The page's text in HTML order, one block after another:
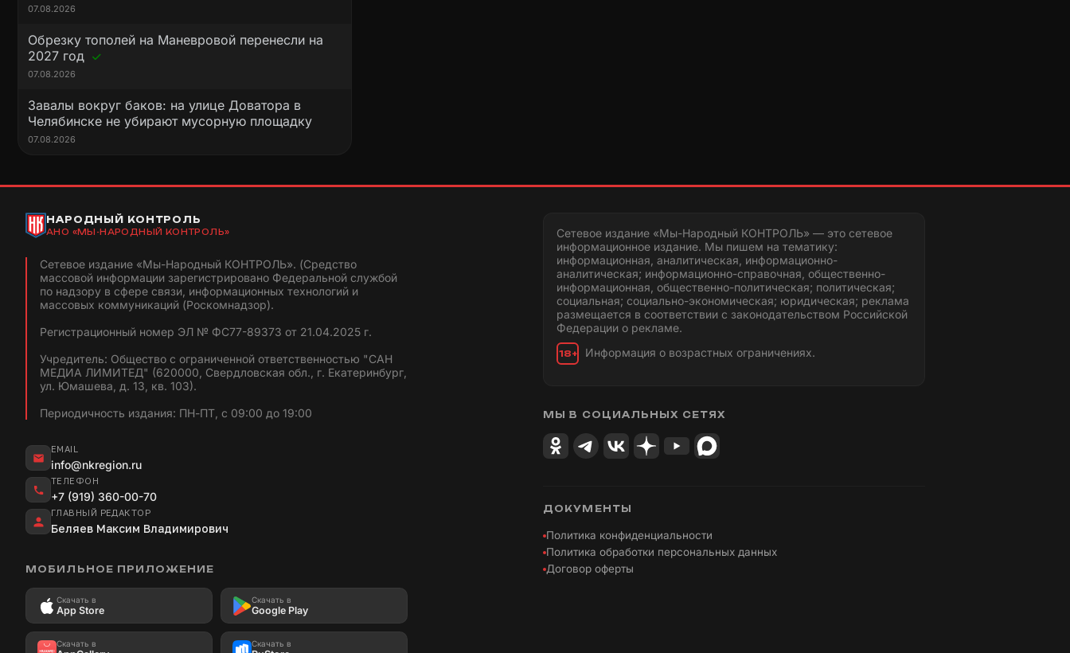
07.08.2026
Обрезку тополей на Маневровой перенесли на
2027 год
07.08.2026
Завалы вокруг баков: на улице Доватора в
Челябинске не убирают мусорную площадку
07.08.2026
НАРОДНЫЙ КОНТРОЛЬ
АНО «МЫ-НАРОДНЫЙ КОНТРОЛЬ»
Сетевое издание «Мы-Народный КОНТРОЛЬ». (Средство
массовой информации зарегистрировано Федеральной службой
по надзору в сфере связи, информационных технологий и
массовых коммуникаций (Роскомнадзор).
Регистрационный номер ЭЛ № ФС77-89373 от 21.04.2025 г.
Учредитель: Общество с ограниченной ответственностью "САН
МЕДИА ЛИМИТЕД" (620000, Свердловская обл., г. Екатеринбург,
ул. Юмашева, д. 13, кв. 103).
Периодичность издания: ПН-ПТ, с 09:00 до 19:00
EMAIL
info@nkregion.ru
ТЕЛЕФОН
+7 (919) 360-00-70
ГЛАВНЫЙ РЕДАКТОР
Беляев Максим Владимирович
МОБИЛЬНОЕ ПРИЛОЖЕНИЕ
Скачать в
App Store
Скачать в
Google Play
Скачать в Скачать в
Сетевое издание «Мы-Народный КОНТРОЛЬ» — это сетевое
информационное издание. Мы пишем на тематику:
информационная, аналитическая, информационно-
аналитическая; информационно-справочная, общественно-
информационная, общественно-политическая; политическая;
социальная; социально-экономическая; юридическая; реклама
размещается в соответствии с законодательством Российской
Федерации о рекламе.
18+ Информация о возрастных ограничениях.
МЫ В СОЦИАЛЬНЫХ СЕТЯХ
ДОКУМЕНТЫ
Политика конфиденциальности
Политика обработки персональных данных
Договор оферты